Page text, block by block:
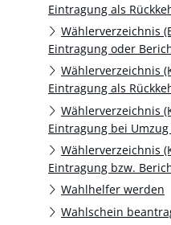
Eintragung als
Wählerverzeichnis
Eintragung oder
Wählerverzeichnis
Eintragung als
Wählerverzeichnis
Eintragung bei
Wählerverzeichnis
Eintragung bzw.
Wahlhelfer werden
Wahlschein